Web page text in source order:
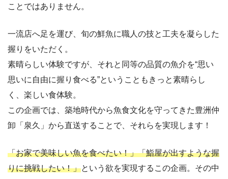
ことではありません。
一流店へ足を運び、旬の鮮魚に職人の技と工夫を凝らした
握りをいただく。
素晴らしい体験ですが、それと同等の品質の魚介を“思い
思いに自由に握り食べる”ということもきっと素晴らし
く、楽しい食体験。
この企画では、築地時代から魚食文化を守ってきた豊洲仲
卸「泉久」から直送することで、それらを実現します！
「お家で美味しい魚を食べたい！」「鮨屋が出すような握
りに挑戦したい！」という欲を実現するこの企画。その中